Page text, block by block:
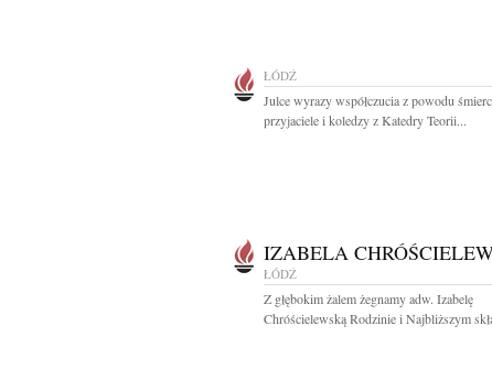
ŁÓDŹ
Julce wyrazy współczucia z powodu
przyjaciele i koledzy z Katedry Teorii...
IZABELA
ŁÓDŹ
Z głębokim żalem żegnamy adw. Izabelę
Chróścielewską Rodzinie i Najbliższym